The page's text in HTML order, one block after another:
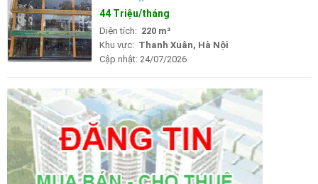
44 Triệu/tháng
Diện tích: 220 m²
Khu vực: Thanh Xuân, Hà Nội
Cập nhật: 24/07/2026